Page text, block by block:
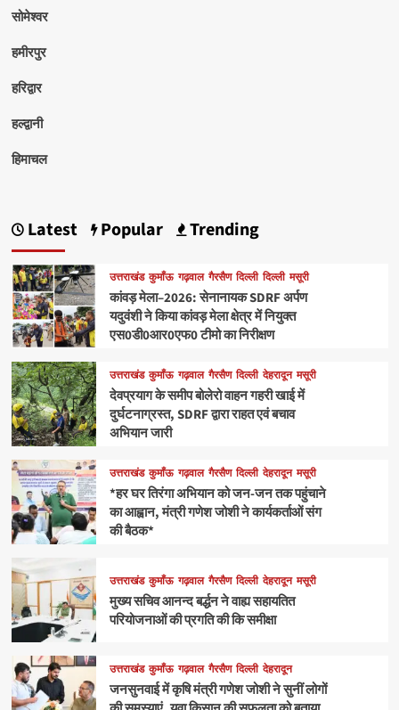
सोमेश्वर
हमीरपुर
हरिद्वार
हल्द्वानी
हिमाचल
Latest Popular Trending
उत्तराखंड कुमाँऊ गढ़वाल गैरसैण दिल्ली दिल्ली मसूरी
कांवड़ मेला–2026: सेनानायक SDRF अर्पण
यदुवंशी ने किया कांवड़ मेला क्षेत्र में नियुक्त
एस0डी0आर0एफ0 टीमो का निरीक्षण
उत्तराखंड कुमाँऊ गढ़वाल गैरसैण दिल्ली देहरादून मसूरी
देवप्रयाग के समीप बोलेरो वाहन गहरी खाई में
दुर्घटनाग्रस्त, SDRF द्वारा राहत एवं बचाव
अभियान जारी
उत्तराखंड कुमाँऊ गढ़वाल गैरसैण दिल्ली देहरादून मसूरी
*हर घर तिरंगा अभियान को जन-जन तक पहुंचाने
का आह्वान, मंत्री गणेश जोशी ने कार्यकर्ताओं संग
की बैठक*
उत्तराखंड कुमाँऊ गढ़वाल गैरसैण दिल्ली देहरादून मसूरी
मुख्य सचिव आनन्द बर्द्धन ने वाह्य सहायतित
परियोजनाओं की प्रगति की कि समीक्षा
उत्तराखंड कुमाँऊ गढ़वाल गैरसैण दिल्ली देहरादून
जनसुनवाई में कृषि मंत्री गणेश जोशी ने सुनीं लोगों